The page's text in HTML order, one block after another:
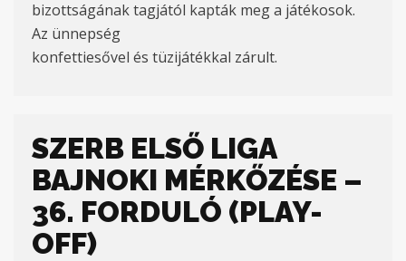
bizottságának tagjától kapták meg a játékosok.
Az ünnepség
konfettiesővel és tüzijátékkal zárult.
SZERB ELSŐ LIGA
BAJNOKI MÉRKŐZÉSE –
36. FORDULÓ (PLAY-
OFF)